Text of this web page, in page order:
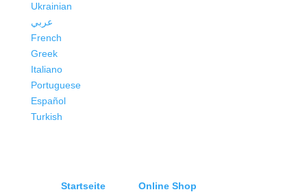
Ukrainian
عربي
French
Greek
Italiano
Portuguese
Español
Turkish
Startseite
Online Shop